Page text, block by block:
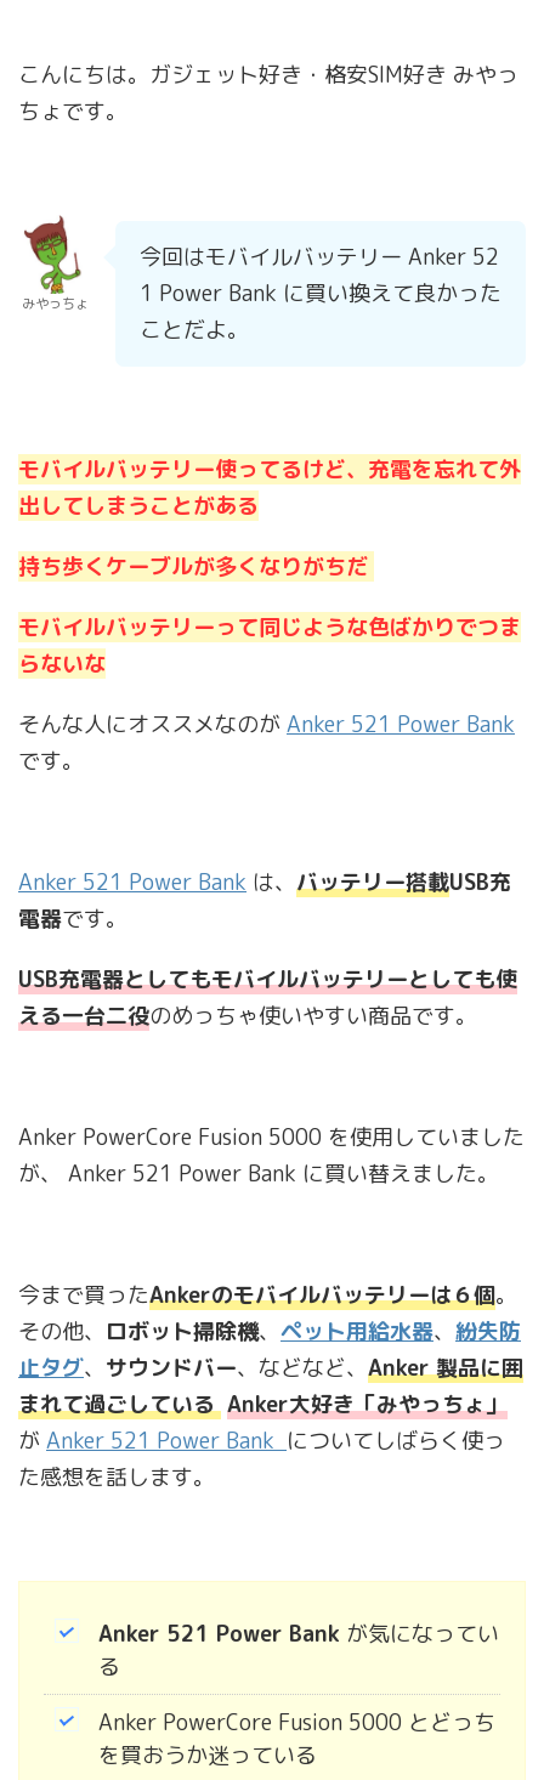
こんにちは。ガジェット好き・格安SIM好き みやっ
ちょです。
みやっちょ
今回はモバイルバッテリー Anker 52
1 Power Bank に買い換えて良かった
ことだよ。
モバイルバッテリー使ってるけど、充電を忘れて外
出してしまうことがある
持ち歩くケーブルが多くなりがちだ
モバイルバッテリーって同じような色ばかりでつま
らないな
そんな人にオススメなのが Anker 521 Power Bank
です。
Anker 521 Power Bank は、 バッテリー搭載USB充
電器です。
USB充電器としてもモバイルバッテリーとしても使
える一台二役のめっちゃ使いやすい商品です。
Anker PowerCore Fusion 5000 を使用していました
が、 Anker 521 Power Bank に買い替えました。
今まで買ったAnkerのモバイルバッテリーは６個。
その他、 ロボット掃除機、 ペット用給水器、 紛失防
止タグ、 サウンドバー、などなど、 Anker 製品に囲
まれて過ごしている Anker大好き「みやっちょ」
が Anker 521 Power Bank についてしばらく使っ
た感想を話します。
Anker 521 Power Bank が気になってい
る
Anker PowerCore Fusion 5000 とどっち
を買おうか迷っている